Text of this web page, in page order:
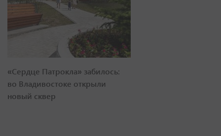
«Сердце Патрокла» забилось:
во Владивостоке открыли
новый сквер